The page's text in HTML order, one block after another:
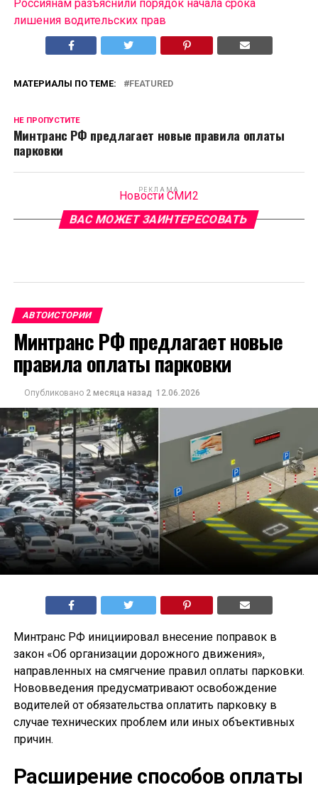
Россиянам разъяснили порядок начала срока
лишения водительских прав
МАТЕРИАЛЫ ПО ТЕМЕ: FEATURED
НЕ ПРОПУСТИТЕ
Минтранс РФ предлагает новые правила оплаты
парковки
РЕКЛАМА
Новости СМИ2
ВАС МОЖЕТ ЗАИНТЕРЕСОВАТЬ
АВТОИСТОРИИ
Минтранс РФ предлагает новые
правила оплаты парковки
Опубликовано 2 месяца назад 12.06.2026
Минтранс РФ инициировал внесение поправок в
закон «Об организации дорожного движения»,
направленных на смягчение правил оплаты парковки.
Нововведения предусматривают освобождение
водителей от обязательства оплатить парковку в
случае технических проблем или иных объективных
причин.
Расширение способов оплаты